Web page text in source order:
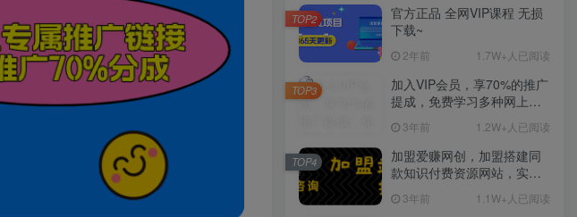
官方正品 全网VIP课程 无损
下载~
2年前 1.7W+人已阅读
TOP2
加入VIP会员，享70%的推广
提成，免费学习多种网上创
3年前 1.2W+人已阅读
TOP3
加盟爱赚网创，加盟搭建同
款知识付费资源网站，实现
3年前 1.1W+人已阅读
TOP4